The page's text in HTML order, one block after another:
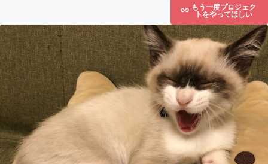
もう一度プロジェク
トをやってほしい